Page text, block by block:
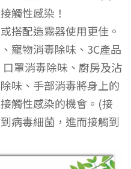
觸性感染！
搭配造霧器使用更佳。
寵物消毒除味、3C產品
罩消毒除味、廚房及沾
味、手部消毒將身上的
觸性感染的機會。(接
病毒細菌，進而接觸到